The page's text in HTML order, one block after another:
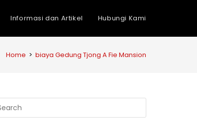
Informasi dan Artikel Hubungi Kami
Home > biaya Gedung Tjong A Fie Mansion